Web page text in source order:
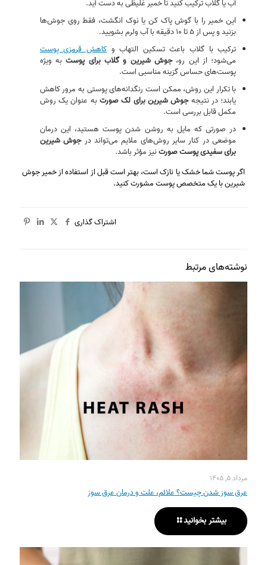
آب یا گلاب ترکیب کنید تا خمیر غلیظی به‌ دست آید.
این خمیر را با گوش‌ پاک‌ کن یا نوک انگشت، فقط روی جوش‌ها
بزنید و پس از ۵ تا ۱۰ دقیقه با آب ولرم بشویید.
ترکیب با گلاب باعث تسکین التهاب و کاهش قرمزی پوست
می‌شود؛ از این رو،جوش شیرین و گلاب برای پوستبه‌ ویژه
پوست‌های حساس گزینه مناسبی است.
با تکرار این روش، ممکن است رنگدانه‌های پوستی به مرور کاهش
یابند؛ در نتیجهجوش شیرین برای لک صورتبه‌ عنوان یک روش
مکمل قابل بررسی است.
در صورتی که مایل به روشن شدن پوست هستید، این درمان
موضعی در کنار سایر روش‌های ملایم می‌تواند درجوش شیرین
برای سفیدی پوست صورتنیز مؤثر باشد.
اگر پوست شما خشک یا نازک است، بهتر است قبل از استفاده از خمیر جوش
شیرین با یک متخصص پوست مشورت کنید.
اشتراک گذاری
نوشته‌های مرتبط
مرداد ۵, ۱۴۰۵
عرق سوز شدن چیست؟ علائم، علت و درمان عرق سوز
بیشتر بخوانید